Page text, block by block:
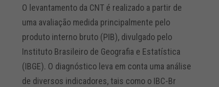
O levantamento da CNT é realizado a partir de
uma avaliação medida principalmente pelo
produto interno bruto (PIB), divulgado pelo
Instituto Brasileiro de Geografia e Estatística
(IBGE). O diagnóstico leva em conta uma análise
de diversos indicadores, tais como o IBC-Br